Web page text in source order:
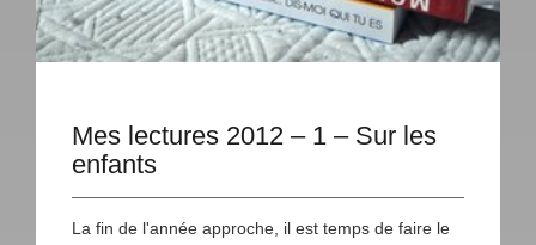
Mes lectures 2012 – 1 – Sur les
enfants
La fin de l'année approche, il est temps de faire le